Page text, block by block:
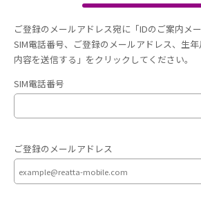
ご登録のメールアドレス宛に「IDのご案内メ
SIM電話番号、ご登録のメールアドレス、生
内容を送信する」をクリックしてください。
SIM電話番号
ご登録のメールアドレス